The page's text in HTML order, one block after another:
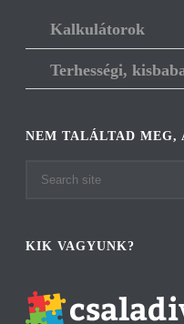
Kalkulátorok
Terhességi,
NEM TALÁLTAD MEG,
KIK VAGYUNK?